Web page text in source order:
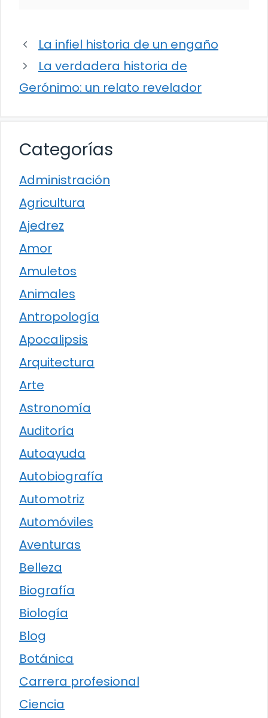
La infiel historia de un engaño
La verdadera historia de
Gerónimo: un relato revelador
Categorías
Administración
Agricultura
Ajedrez
Amor
Amuletos
Animales
Antropología
Apocalipsis
Arquitectura
Arte
Astronomía
Auditoría
Autoayuda
Autobiografía
Automotriz
Automóviles
Aventuras
Belleza
Biografía
Biología
Blog
Botánica
Carrera profesional
Ciencia